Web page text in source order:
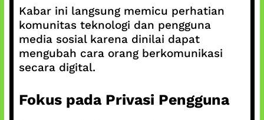
Kabar ini langsung memicu perhatian
komunitas teknologi dan pengguna
media sosial karena dinilai dapat
mengubah cara orang berkomunikasi
secara digital.
Fokus pada Privasi Pengguna